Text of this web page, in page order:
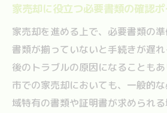
家売却に役立つ必要書類の確認ポ
家売却を進める上で、必要書類の準
書類が揃っていないと手続きが遅
後のトラブルの原因になることも
市での家売却においても、一般的
域特有の書類や証明書が求められ